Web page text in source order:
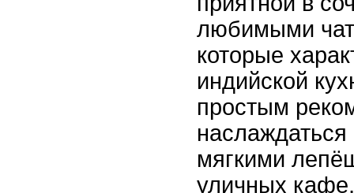
любимыми
которые
индийской
простым
мягкими
уличных